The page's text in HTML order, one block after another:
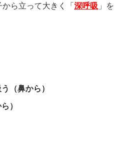
ら立って大きく「深呼吸 」を
（鼻から）
）